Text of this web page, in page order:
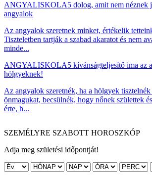
ANGYALISKOLA5 dolog, amit nem néznek
angyalok
Az angyalok szeretnek minket, értékelik
Tiszteletben tartják a szabad akaratot és nem
minde...
ANGYALISKOLA5 kívánságteljesítő ima az
hölgyeknek!
Az angyalok szeretnék, ha a hölgyek tisztelnék
önmagukat, becsülnék, hogy nőnek születtek
érte, h...
SZEMÉLYRE SZABOTT HOROSZKÓP
Adja meg születési időpontját!